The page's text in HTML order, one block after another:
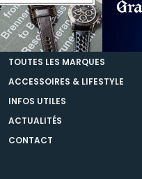
TOUTES LES MARQUES
ACCESSOIRES & LIFESTYLE
INFOS UTILES
ACTUALITÉS
CONTACT